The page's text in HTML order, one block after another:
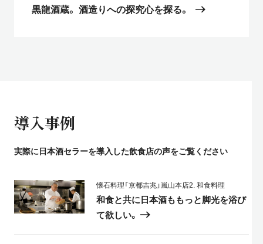
黒龍酒蔵。 酒造りへの探究心を探る。
導入事例
実際に日本酒セラーを導入した飲食店の声をご覧ください
懐石料理「京都吉兆」嵐山本店2. 和食料理
和食と共に日本酒ももっと脚光を浴び
て欲しい。